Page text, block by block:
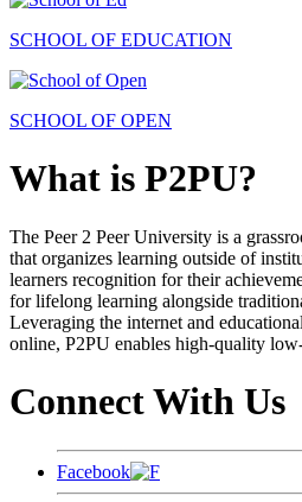
SCHOOL OF EDUCATION
SCHOOL OF OPEN
What is P2PU?
The Peer 2 Peer University is a
that organizes learning outside of
learners recognition for their
for lifelong learning alongside
Leveraging the internet and
online, P2PU enables high-quality
Connect With Us
Facebook